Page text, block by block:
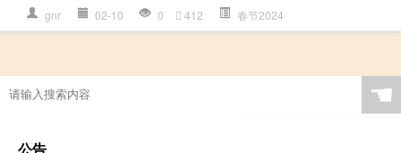
gnr 02-10 0 412 春节2024
☚